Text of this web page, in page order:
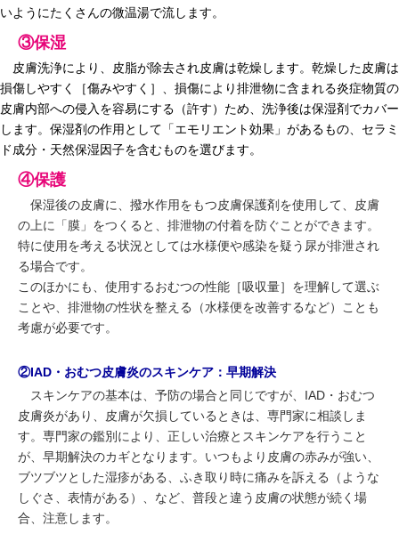
いようにたくさんの微温湯で流します。
③保湿
皮膚洗浄により、皮脂が除去され皮膚は乾燥します。乾燥した皮膚は
損傷しやすく［傷みやすく］、損傷により排泄物に含まれる炎症物質の
皮膚内部への侵入を容易にする（許す）ため、洗浄後は保湿剤でカバー
します。保湿剤の作用として「エモリエント効果」があるもの、セラミ
ド成分・天然保湿因子を含むものを選びます。
④保護
保湿後の皮膚に、撥水作用をもつ皮膚保護剤を使用して、皮膚
の上に「膜」をつくると、排泄物の付着を防ぐことができます。
特に使用を考える状況としては水様便や感染を疑う尿が排泄され
る場合です。
このほかにも、使用するおむつの性能［吸収量］を理解して選ぶ
ことや、排泄物の性状を整える（水様便を改善するなど）ことも
考慮が必要です。
②IAD・おむつ皮膚炎のスキンケア：早期解決
スキンケアの基本は、予防の場合と同じですが、IAD・おむつ
皮膚炎があり、皮膚が欠損しているときは、専門家に相談しま
す。専門家の鑑別により、正しい治療とスキンケアを行うこと
が、早期解決のカギとなります。いつもより皮膚の赤みが強い、
ブツブツとした湿疹がある、ふき取り時に痛みを訴える（ような
しぐさ、表情がある）、など、普段と違う皮膚の状態が続く場
合、注意します。